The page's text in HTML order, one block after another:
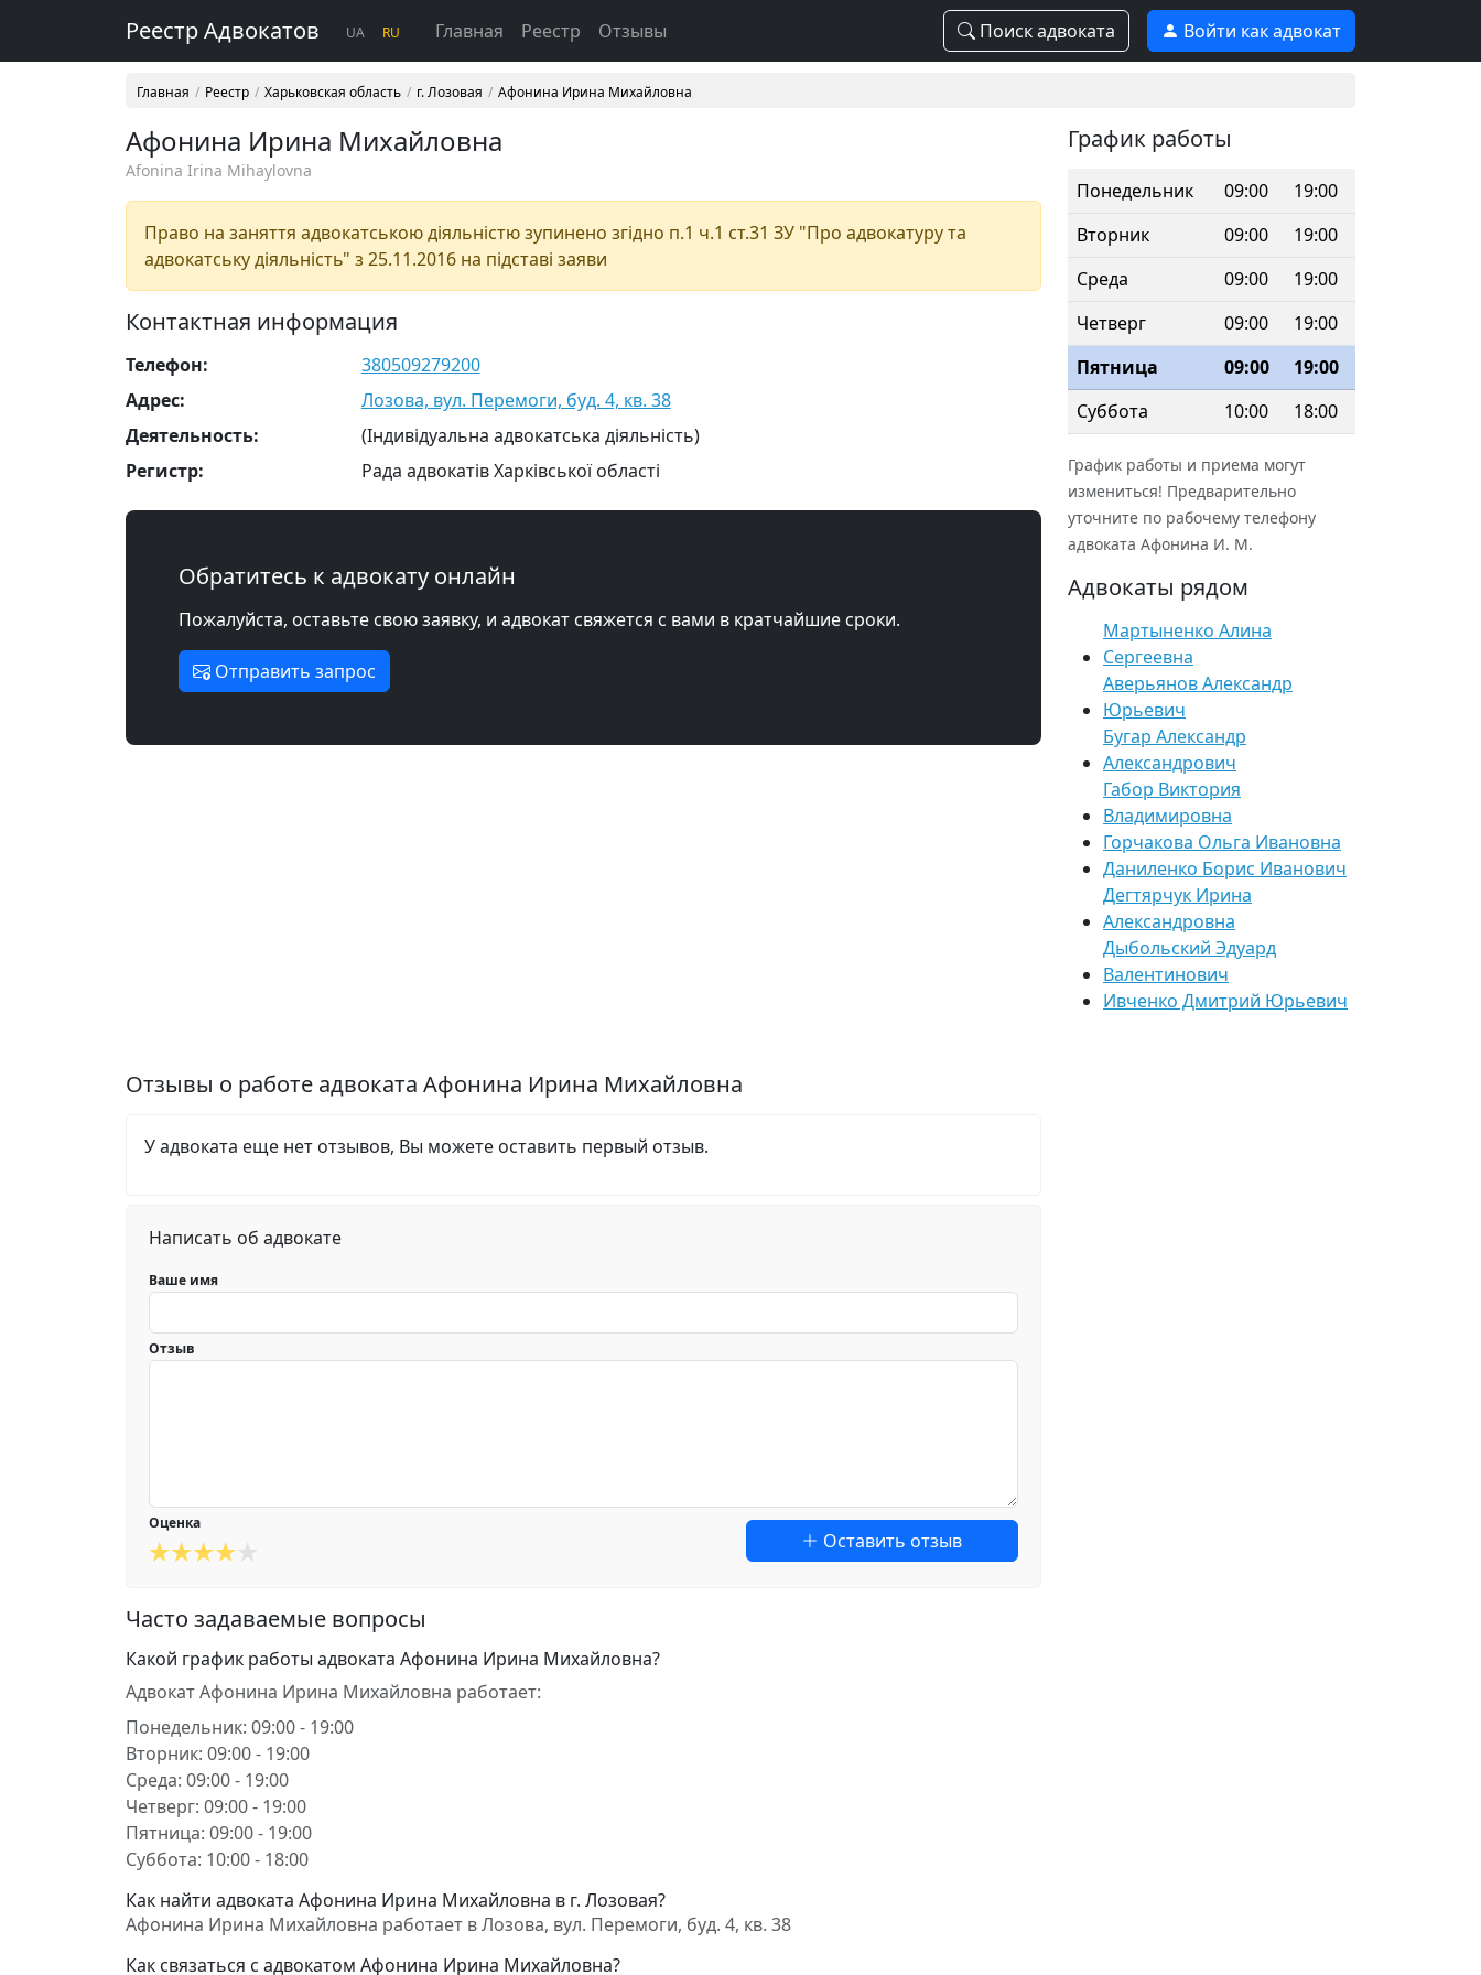
Реестр Адвокатов UA RU Главная Реестр Отзывы Поиск адвоката Войти как адвокат
Главная Реестр Харьковская область г. Лозовая Афонина Ирина Михайловна
Афонина Ирина Михайловна
Afonina Irina Mihaylovna
Право на заняття адвокатською діяльністю зупинено згідно п.1 ч.1 ст.31 ЗУ "Про адвокатуру та
адвокатську діяльність" з 25.11.2016 на підставі заяви
Контактная информация
Телефон:
380509279200
Адрес:
Лозова, вул. Перемоги, буд. 4, кв. 38
Деятельность:
(Індивідуальна адвокатська діяльність)
Регистр:
Рада адвокатів Харківської області
Обратитесь к адвокату онлайн
Пожалуйста, оставьте свою заявку, и адвокат свяжется с вами в кратчайшие сроки.
Отправить запрос
Отзывы о работе адвоката Афонина Ирина Михайловна
У адвоката еще нет отзывов, Вы можете оставить первый отзыв.
Написать об адвокате
Ваше имя
Отзыв
Оценка
Оставить отзыв
Часто задаваемые вопросы
Какой график работы адвоката Афонина Ирина Михайловна?
Адвокат Афонина Ирина Михайловна работает:
Понедельник: 09:00 - 19:00
Вторник: 09:00 - 19:00
Среда: 09:00 - 19:00
Четверг: 09:00 - 19:00
Пятница: 09:00 - 19:00
Суббота: 10:00 - 18:00
Как найти адвоката Афонина Ирина Михайловна в г. Лозовая?
Афонина Ирина Михайловна работает в Лозова, вул. Перемоги, буд. 4, кв. 38
Как связаться с адвокатом Афонина Ирина Михайловна?
График работы
Понедельник 09:00
19:00
Вторник
09:00
19:00
Среда
09:00
19:00
Четверг
09:00
19:00
Пятница
09:00
19:00
Суббота
10:00 18:00
График работы и приема могут
измениться! Предварительно
уточните по рабочему телефону
адвоката Афонина И. М.
Адвокаты рядом
Мартыненко Алина
Сергеевна
Аверьянов Александр
Юрьевич
Бугар Александр
Александрович
Габор Виктория
Владимировна
Горчакова Ольга Ивановна
Даниленко Борис Иванович
Дегтярчук Ирина
Александровна
Дыбольский Эдуард
Валентинович
Ивченко Дмитрий Юрьевич